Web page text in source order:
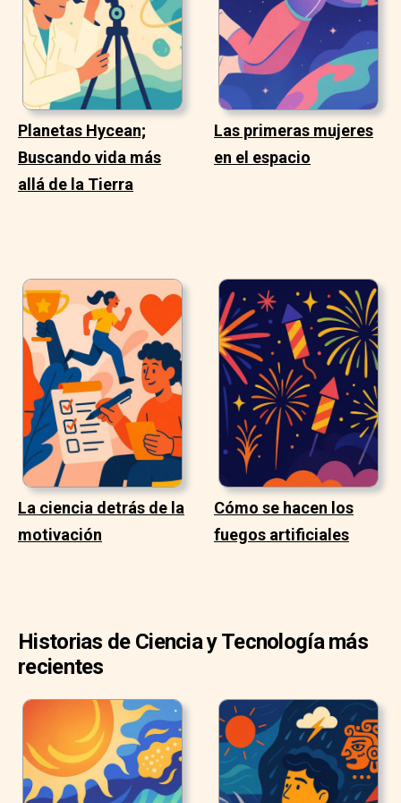
Planetas Hycean;
Buscando vida más
allá de la Tierra
Las primeras mujeres
en el espacio
La ciencia detrás de la
motivación
Cómo se hacen los
fuegos artificiales
Historias de Ciencia y Tecnología más
recientes